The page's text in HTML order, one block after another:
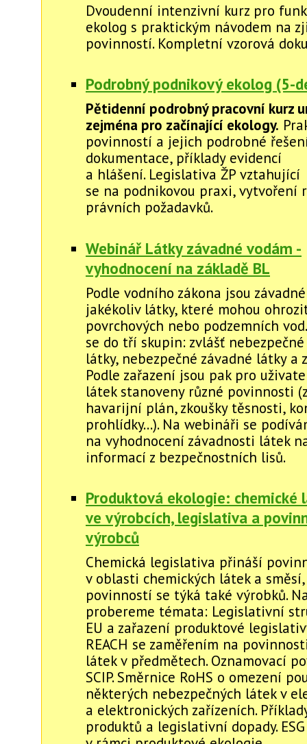
Dvoudenní intenzivní kurz pro
ekolog s praktickým návodem na
povinností. Kompletní vzorová
Podrobný podnikový ekolog (5-
Pětidenní podrobný pracovní kurz
zejména pro začínající ekology.
povinností a jejich podrobné
dokumentace, příklady evidencí
a hlášení. Legislativa ŽP vztahující
se na podnikovou praxi, vytvoření
právních požadavků.
Webinář Látky závadné vodám -
vyhodnocení na základě BL
Podle vodního zákona jsou
jakékoliv látky, které mohou
povrchových nebo podzemních
se do tří skupin: zvlášť nebezpečné
látky, nebezpečné závadné látky a
Podle zařazení jsou pak pro
látek stanoveny různé povinnosti
havarijní plán, zkoušky těsnosti,
prohlídky...). Na webináři se
na vyhodnocení závadnosti látek
informací z bezpečnostních lisů.
Produktová ekologie: chemické
ve výrobcích, legislativa a
výrobců
Chemická legislativa přináší
v oblasti chemických látek a
povinností se týká také výrobků.
probereme témata: Legislativní
EU a zařazení produktové
REACH se zaměřením na
látek v předmětech. Oznamovací
SCIP. Směrnice RoHS o omezení
některých nebezpečných látek v
a elektronických zařízeních.
produktů a legislativní dopady.